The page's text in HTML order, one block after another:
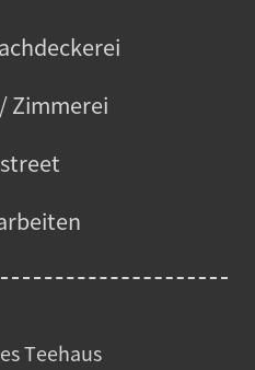
Zimmerei
Teehaus